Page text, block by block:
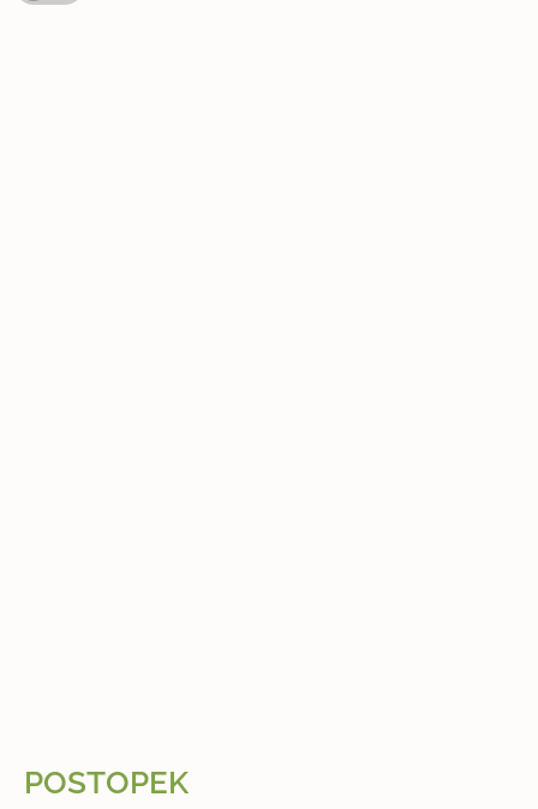
POSTOPEK